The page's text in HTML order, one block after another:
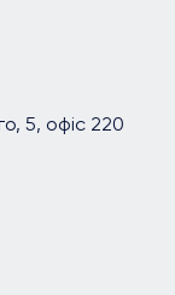
5, офіс 220